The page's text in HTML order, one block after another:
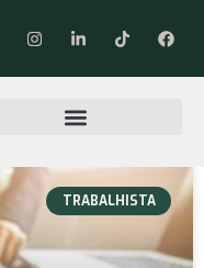
TRABALHISTA